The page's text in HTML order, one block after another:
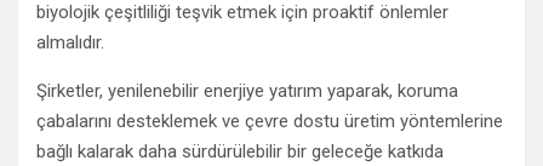
biyolojik çeşitliliği teşvik etmek için proaktif önlemler
almalıdır.
Şirketler, yenilenebilir enerjiye yatırım yaparak, koruma
çabalarını desteklemek ve çevre dostu üretim yöntemlerine
bağlı kalarak daha sürdürülebilir bir geleceğe katkıda